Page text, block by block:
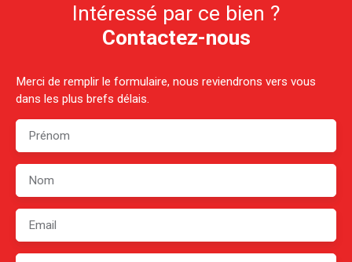
Intéressé par ce bien ?
Contactez-nous
Merci de remplir le formulaire, nous reviendrons vers vous
dans les plus brefs délais.
Prénom
Nom
Email